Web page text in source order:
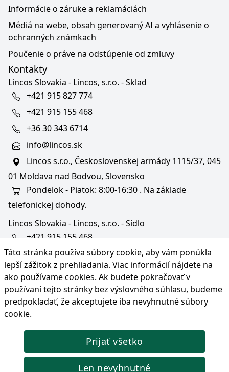
Táto stránka používa súbory cookie, aby vám ponúkla
lepší zážitok z prehliadania. Viac informácií nájdete na
ako používame cookies. Ak budete pokračovať v
používaní tejto stránky bez výslovného súhlasu, budeme
predpokladať, že akceptujete iba nevyhnutné súbory
cookie.
Prijať všetko
Len nevyhnutné
Informácie o záruke a reklamáciách
Médiá na webe, obsah generovaný AI a vyhlásenie o
ochranných známkach
Poučenie o práve na odstúpenie od zmluvy
Kontakty
Lincos Slovakia - Lincos, s.r.o. - Sklad
+421 915 827 774
+421 915 155 468
+36 30 343 6714
info@lincos.sk
Lincos s.r.o., Československej armády 1115/37, 045
01 Moldava nad Bodvou, Slovensko
Pondelok - Piatok: 8:00-16:30 . Na základe
telefonickej dohody.
Lincos Slovakia - Lincos, s.r.o. - Sídlo
+421 915 155 468
+36/30 343 6714
bratislava@lincos.sk
Lincos s.r.o., Rustaveliho 4, 831 06 Bratislava - m. č.
Rača, Slovensko
Iba sídlo firmy
© Copyright 2026 Lincos s.r.o., všetky práva vyhradené.